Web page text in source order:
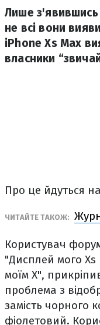
Лише з'явившись
не всі вони
iPhone Xs Max
власники
Про це йдуться
ЧИТАЙТЕ ТАКОЖ:
Користувач
"Дисплей мого Xs
моїм X",
проблема з
замість чорного
фіолетовий.